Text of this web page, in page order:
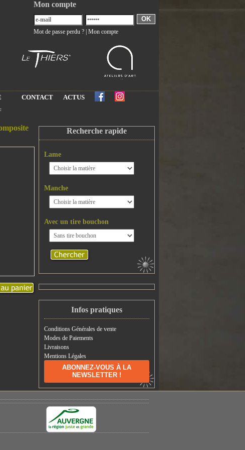
Mon compte
OK
Mot de passe perdu ? Mon compte
CONTACT ACTUS
Recherche rapide
Lame
Manche
Avec un tire bouchon
Infos pratiques
Conditions Générales de vente
Modes de Paiements
Livraisons
Mentions Légales
ABONNEZ-VOUS À LA
NEWSLETTER !